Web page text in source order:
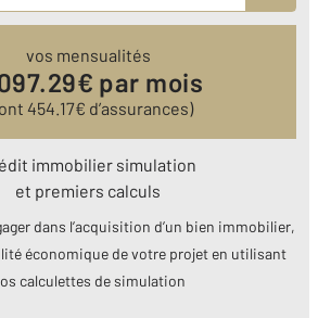
vos mensualités
€ par mois
454.17€ d’assurances)
immobilier simulation
et premiers calculs
dans l’acquisition d’un bien immobilier,
économique de votre projet en utilisant
calculettes de simulation